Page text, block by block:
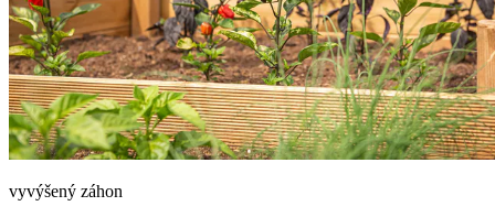
vyvýšený záhon